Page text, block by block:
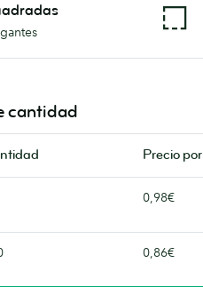
cantidad
Precio por
0,98€
0,86€